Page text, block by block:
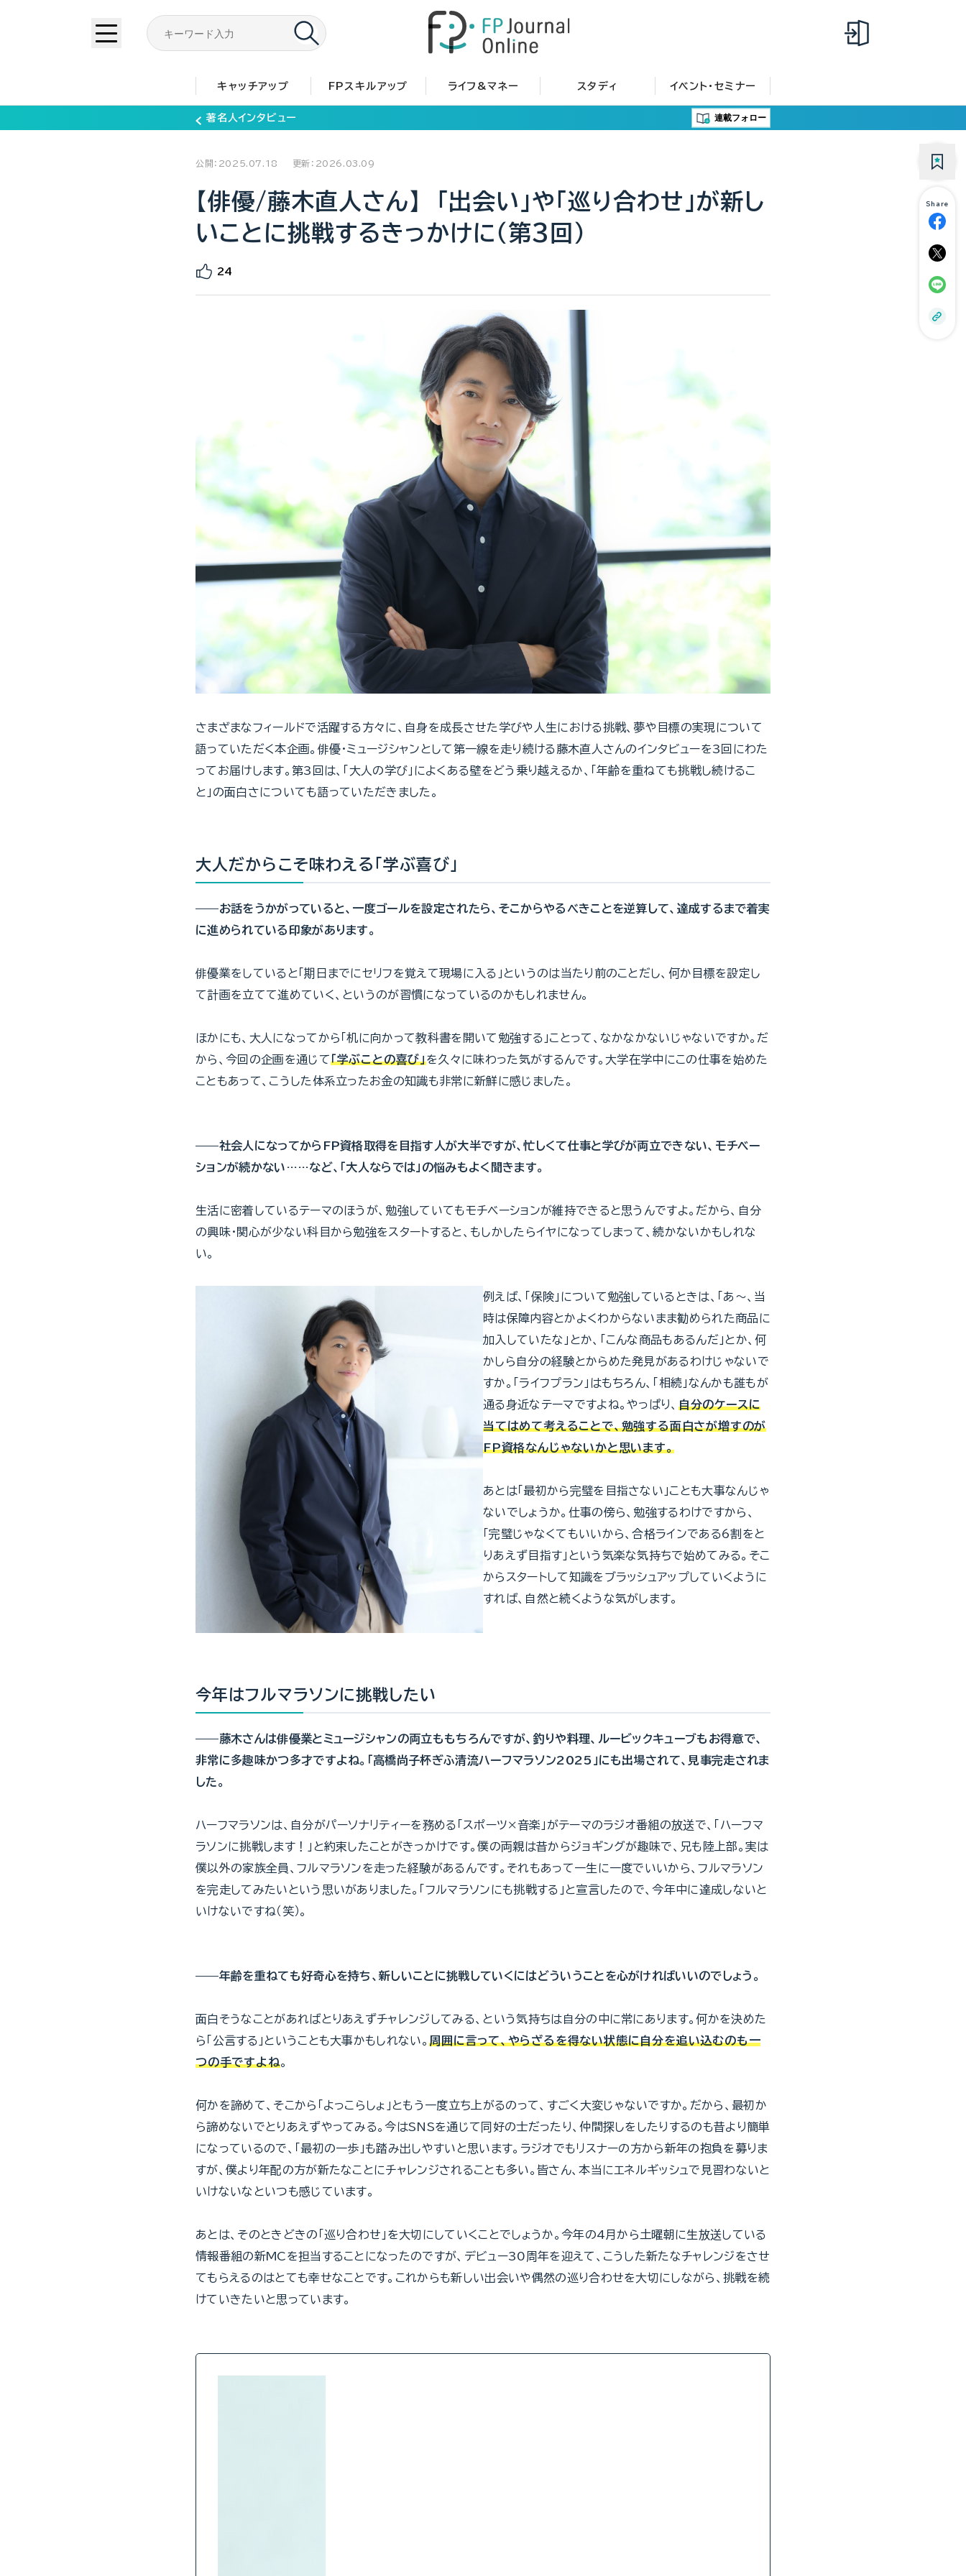
キャッチアップ FPスキルアップ ライフ&マネー スタディ イベント・セミナー
著名人インタビュー 連載フォロー
Share
公開：2025.07.18 更新：2026.03.09
【俳優/藤木直人さん】 「出会い」や「巡り合わせ」が新し
いことに挑戦するきっかけに（第3回）
24
さまざまなフィールドで活躍する方々に、自身を成長させた学びや人生における挑戦、夢や目標の実現について
語っていただく本企画。俳優・ミュージシャンとして第一線を走り続ける藤木直人さんのインタビューを3回にわた
ってお届けします。第3回は、「大人の学び」によくある壁をどう乗り越えるか、「年齢を重ねても挑戦し続けるこ
と」の面白さについても語っていただきました。
大人だからこそ味わえる「学ぶ喜び」
——お話をうかがっていると、一度ゴールを設定されたら、そこからやるべきことを逆算して、達成するまで着実
に進められている印象があります。
俳優業をしていると「期日までにセリフを覚えて現場に入る」というのは当たり前のことだし、何か目標を設定し
て計画を立てて進めていく、というのが習慣になっているのかもしれません。
ほかにも、大人になってから「机に向かって教科書を開いて勉強する」ことって、なかなかないじゃないですか。だ
から、今回の企画を通じて「学ぶことの喜び」を久々に味わった気がするんです。大学在学中にこの仕事を始めた
こともあって、こうした体系立ったお金の知識も非常に新鮮に感じました。
——社会人になってからFP資格取得を目指す人が大半ですが、忙しくて仕事と学びが両立できない、モチベー
ションが続かない……など、「大人ならでは」の悩みもよく聞きます。
生活に密着しているテーマのほうが、勉強していてもモチベーションが維持できると思うんですよ。だから、自分
の興味・関心が少ない科目から勉強をスタートすると、もしかしたらイヤになってしまって、続かないかもしれな
い。
例えば、「保険」について勉強しているときは、「あ〜、当
時は保障内容とかよくわからないまま勧められた商品に
加入していたな」とか、「こんな商品もあるんだ」とか、何
かしら自分の経験とからめた発見があるわけじゃないで
すか。「ライフプラン」はもちろん、「相続」なんかも誰もが
通る身近なテーマですよね。やっぱり、 自分のケースに
当てはめて考えることで、勉強する面白さが増すのが
FP資格なんじゃないかと思います。
あとは「最初から完璧を目指さない」ことも大事なんじゃ
ないでしょうか。仕事の傍ら、勉強するわけですから、
「完璧じゃなくてもいいから、合格ラインである6割をと
りあえず目指す」という気楽な気持ちで始めてみる。そこ
からスタートして知識をブラッシュアップしていくように
すれば、自然と続くような気がします。
今年はフルマラソンに挑戦したい
——藤木さんは俳優業とミュージシャンの両立ももちろんですが、釣りや料理、ルービックキューブもお得意で、
非常に多趣味かつ多才ですよね。「高橋尚子杯ぎふ清流ハーフマラソン2025」にも出場されて、見事完走されま
した。
ハーフマラソンは、自分がパーソナリティーを務める「スポーツ×音楽」がテーマのラジオ番組の放送で、「ハーフマ
ラソンに挑戦します！」と約束したことがきっかけです。僕の両親は昔からジョギングが趣味で、兄も陸上部。実は
僕以外の家族全員、フルマラソンを走った経験があるんです。それもあって一生に一度でいいから、フルマラソン
を完走してみたいという思いがありました。「フルマラソンにも挑戦する」と宣言したので、今年中に達成しないと
いけないですね（笑）。
——年齢を重ねても好奇心を持ち、新しいことに挑戦していくにはどういうことを心がければいいのでしょう。
面白そうなことがあればとりあえずチャレンジしてみる、という気持ちは自分の中に常にあります。何かを決めた
ら「公言する」ということも大事かもしれない。周囲に言って、やらざるを得ない状態に自分を追い込むのも一
つの手ですよね。
何かを諦めて、そこから「よっこらしょ」ともう一度立ち上がるのって、すごく大変じゃないですか。だから、最初か
ら諦めないでとりあえずやってみる。今はSNSを通じて同好の士だったり、仲間探しをしたりするのも昔より簡単
になっているので、「最初の一歩」も踏み出しやすいと思います。ラジオでもリスナーの方から新年の抱負を募りま
すが、僕より年配の方が新たなことにチャレンジされることも多い。皆さん、本当にエネルギッシュで見習わないと
いけないなといつも感じています。
あとは、そのときどきの「巡り合わせ」を大切にしていくことでしょうか。今年の4月から土曜朝に生放送している
情報番組の新MCを担当することになったのですが、デビュー30周年を迎えて、こうした新たなチャレンジをさせ
てもらえるのはとても幸せなことです。これからも新しい出会いや偶然の巡り合わせを大切にしながら、挑戦を続
けていきたいと思っています。